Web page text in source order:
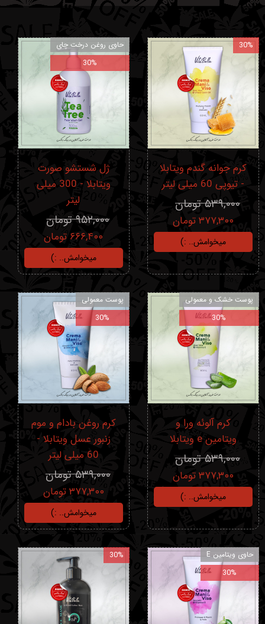
کرم جوانه گندم ویتابلا
- تیوپی 60 میلی‌ لیتر
۵۳۹,۰۰۰ تومان
۳۷۷,۳۰۰ تومان
میخوامش.. :)
30%
ژل شستشو صورت
ویتابلا - 300 میلی
لیتر
۹۵۲,۰۰۰ تومان
۶۶۶,۴۰۰ تومان
میخوامش.. :)
حاوی روغن درخت چای
30%
کرم آلوئه ورا و
ویتامین e ویتابلا
۵۳۹,۰۰۰ تومان
۳۷۷,۳۰۰ تومان
میخوامش.. :)
پوست خشک و معمولی
30%
کرم روغن بادام و موم
زنبور عسل ویتابلا -
60 میلی لیتر
۵۳۹,۰۰۰ تومان
۳۷۷,۳۰۰ تومان
میخوامش.. :)
پوست معمولی
30%
حاوی ویتامین E
30%
30%